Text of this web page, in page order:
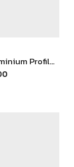
[RED Edition] GGK Aluminium Profile Full Cockpit ขาตั้งจอยพวงมาลัย ใช้กับพวงมาลัยได้ทุกรุ่น